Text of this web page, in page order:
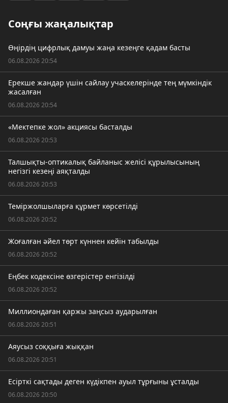
Соңғы жаңалықтар
Өңірдің цифрлық дамуы жаңа кезеңге қадам басты
06.08.2026 20:54
Ерекше жандар үшін сайлау учаскелерінде тең мүмкіндік
жасалған
06.08.2026 20:54
«Мектепке жол» акциясы басталды
06.08.2026 20:53
Талшықты-оптикалық байланыс желісі құрылысының
негізгі кезеңі аяқталды
06.08.2026 20:53
Теміржолшыларға құрмет көрсетілді
06.08.2026 20:52
Жоғалған әйел төрт күннен кейін табылды
06.08.2026 20:52
Еңбек кодексіне өзгерістер енгізілді
06.08.2026 20:52
Миллиондаған қаржы заңсыз аударылған
06.08.2026 20:51
Аяусыз соққыға жыққан
06.08.2026 20:51
Есірткі сақтады деген күдікпен ауыл тұрғыны ұсталды
06.08.2026 20:50